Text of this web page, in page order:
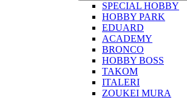
SPECIAL HOBBY
HOBBY PARK
EDUARD
ACADEMY
BRONCO
HOBBY BOSS
TAKOM
ITALERI
ZOUKEI MURA